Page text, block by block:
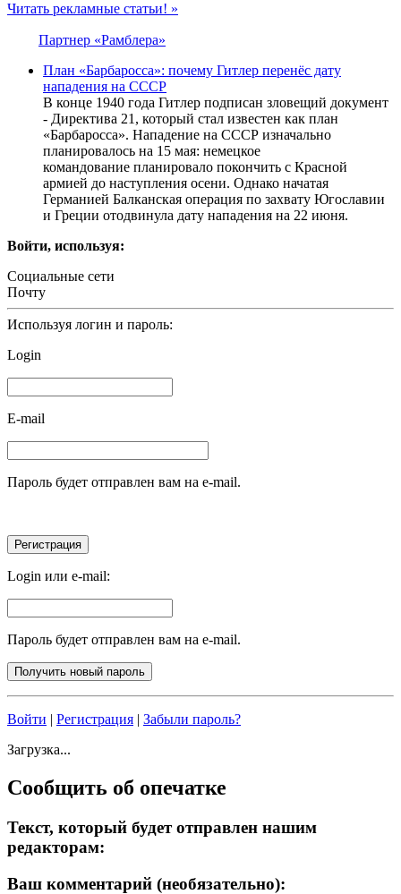
Читать рекламные статьи! »
Партнер «Рамблера»
План «Барбаросса»: почему Гитлер перенёс дату
нападения на СССР
В конце 1940 года Гитлер подписан зловещий документ
- Директива 21, который стал известен как план
«Барбаросса». Нападение на СССР изначально
планировалось на 15 мая: немецкое
командование планировало покончить с Красной
армией до наступления осени. Однако начатая
Германией Балканская операция по захвату Югославии
и Греции отодвинула дату нападения на 22 июня.
Войти, используя:
Социальные сети
Почту
Используя логин и пароль:
Login
E-mail
Пароль будет отправлен вам на e-mail.
Login или e-mail:
Пароль будет отправлен вам на e-mail.
Войти | Регистрация | Забыли пароль?
Загрузка...
Сообщить об опечатке
Текст, который будет отправлен нашим
редакторам:
Ваш комментарий (необязательно):